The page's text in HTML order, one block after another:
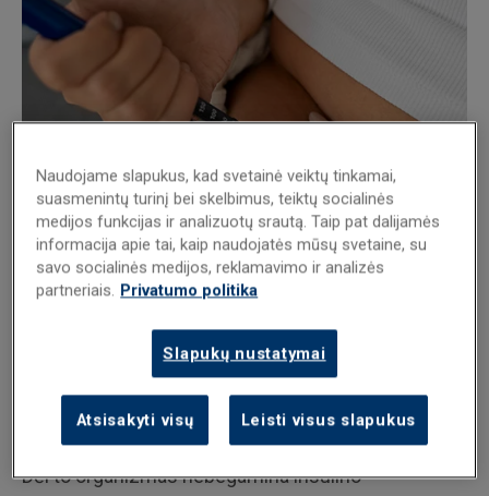
1 tipo cukrinio diabeto
supratimas
1 tipo cukrinis diabetas yra lėtinė liga, kai organizmo
imuninė sistema klaidingai atakuoja ir sunaikina
kasos β ląsteles, gaminančias insuliną.
Dėl to organizmas nebegamina insulino –
Naudojame slapukus, kad svetainė veiktų tinkamai,
suasmenintų turinį bei skelbimus, teiktų socialinės
medijos funkcijas ir analizuotų srautą. Taip pat dalijamės
informacija apie tai, kaip naudojatės mūsų svetaine, su
savo socialinės medijos, reklamavimo ir analizės
partneriais. Privatumo politika
Slapukų nustatymai
Atsisakyti visų Leisti visus slapukus